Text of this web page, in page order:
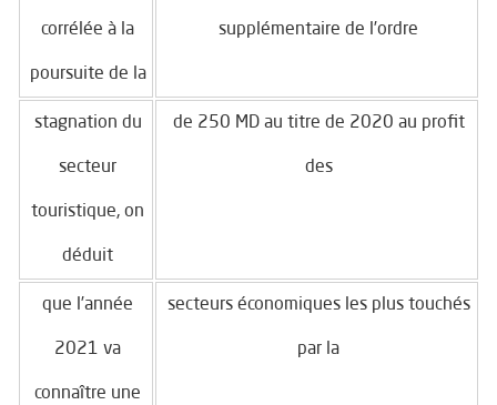
supplémentaire de l’ordre
corrélée à la
poursuite de la
de 250 MD au titre de 2020 au profit
des
stagnation du
secteur
touristique, on
déduit
secteurs économiques les plus touchés
par la
que l’année
2021 va
connaître une